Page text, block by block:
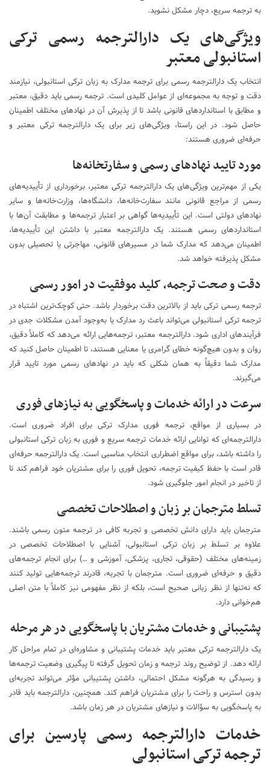
به ترجمه سریع، دچار مشکل نشوید.
ویژگی‌های یک دارالترجمه رسمی ترکی
استانبولی معتبر
انتخاب یک دارالترجمه رسمی برای ترجمه مدارک به زبان ترکی استانبولی، نیازمند
دقت و توجه به مجموعه‌ای از عوامل کلیدی است. ترجمه رسمی باید دقیق، معتبر
و مطابق با استانداردهای قانونی باشد تا از پذیرش آن در نهادهای مختلف اطمینان
حاصل شود. در این راستا، ویژگی‌های زیر برای یک دارالترجمه ترکی معتبر و
حرفه‌ای ضروری هستند:
مورد تایید نهادهای رسمی و سفارتخانه‌ها
یکی از مهم‌ترین ویژگی‌های یک دارالترجمه ترکی معتبر، برخورداری از تأییدیه‌های
رسمی از مراجع قانونی مانند سفارت‌خانه‌ها، دانشگاه‌ها، وزارت‌خانه‌ها و سایر
نهادهای دولتی است. این تأییدیه‌ها گواهی بر اعتبار ترجمه‌ها و مطابقت آن‌ها با
استانداردهای رسمی هستند. یک دارالترجمه معتبر با داشتن این تأییدیه‌ها،
اطمینان می‌دهد که مدارک شما در مسیرهای قانونی، مهاجرتی یا تحصیلی بدون
مشکل پذیرفته خواهد شد.
دقت و صحت ترجمه، کلید موفقیت در امور رسمی
ترجمه رسمی ترکی باید از بالاترین دقت برخوردار باشد. حتی کوچک‌ترین اشتباه در
ترجمه ترکی استانبولی می‌تواند باعث رد مدارک یا به‌وجود آمدن مشکلات جدی در
فرآیندهای اداری شود. دارالترجمه معتبر، ترجمه‌هایی ارائه می‌دهد که کاملاً دقیق،
روان و بدون هیچ‌گونه خطای گرامری یا معنایی هستند، تا اطمینان حاصل کنید که
مدارک شما دقیقاً به همان شکلی که باید در نهادهای رسمی مورد تایید قرار
می‌گیرند.
سرعت در ارائه خدمات و پاسخگویی به نیازهای فوری
در بسیاری از مواقع، ترجمه فوری مدارک ترکی برای افراد ضروری است.
دارالترجمه‌ای که توانایی ارائه خدمات ترجمه سریع و فوری به زبان ترکی استانبولی
را داشته باشد، برای مواقع اضطراری انتخاب مناسبی است. یک دارالترجمه حرفه‌ای
قادر است با حفظ کیفیت ترجمه، تحویل فوری را برای مشتریان خود فراهم کند تا
از تاخیر در انجام امور جلوگیری شود.
تسلط مترجمان بر زبان و اصطلاحات تخصصی
مترجمان باید دارای دانش تخصصی و تجربه کافی در ترجمه متون رسمی باشند.
علاوه بر تسلط بر زبان ترکی استانبولی، آشنایی با اصطلاحات تخصصی در
زمینه‌های مختلف (حقوقی، تجاری، پزشکی، آموزشی و …) برای انجام ترجمه‌های
دقیق و حرفه‌ای ضروری است. مترجمان با تجربه، قادرند ترجمه‌هایی تولید کنند
که نه‌تنها از نظر زبانی صحیح است، بلکه از نظر مفهومی نیز کاملاً با متن اصلی
هم‌خوانی دارد.
پشتیبانی و خدمات مشتریان با پاسخگویی در هر مرحله
یک دارالترجمه ترکی معتبر باید خدمات پشتیبانی و مشاوره‌ای در تمام مراحل کار
ارائه دهد. از توضیح روند ترجمه و زمان تحویل گرفته تا پیگیری وضعیت ترجمه‌ها
و رسیدگی به هرگونه مشکل احتمالی، داشتن پشتیبانی مؤثر می‌تواند تجربه‌ای
بدون استرس و راحت را برای مشتریان فراهم کند. همچنین، دارالترجمه باید قادر
به پاسخگویی به سؤالات و نیازهای مشتریان در هر زمان باشد.
خدمات دارالترجمه رسمی پارسین برای
ترجمه ترکی استانبولی